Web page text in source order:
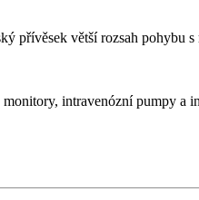
přívěsek větší rozsah pohybu
intravenózní pumpy a